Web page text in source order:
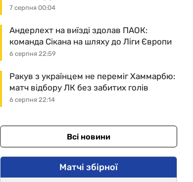
7 серпня 00:04
6 серпня 22:59
Андерлехт на виїзді здолав ПАОК:
команда Сікана на шляху до Ліги Європи
6 серпня 22:14
Ракув з українцем не переміг Хаммарбю:
матч відбору ЛК без забитих голів
Всі новини
Матчі збірної